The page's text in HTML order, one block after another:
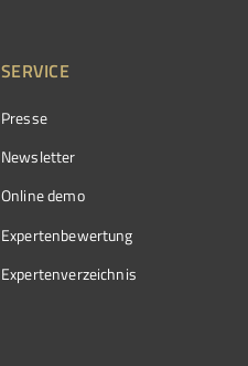
SERVICE
Presse
Newsletter
Online demo
Expertenbewertung
Expertenverzeichnis